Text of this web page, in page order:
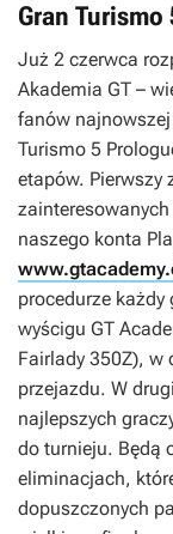
Gran
Już 2 czerwca
Akademia GT –
fanów najnowszej
Turismo 5
etapów. Pierwszy
naszego konta
procedurze każdy
wyścigu GT
Fairlady 350Z), w
przejazdu. W
najlepszych
do turnieju. Będą
eliminacjach,
dopuszczonych